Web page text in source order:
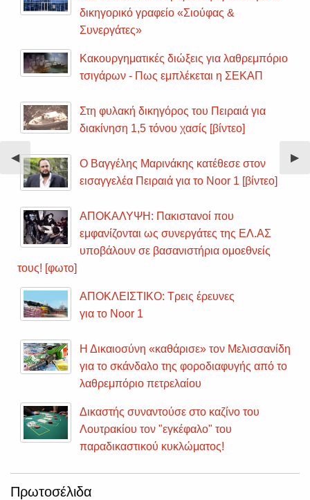
Previous
Slide
◀︎ ▶︎
δικηγορικό γραφείο «Σιούφας &
Συνεργάτες»
Κακουργηματικές διώξεις για λαθρεμπόριο
τσιγάρων - Πως εμπλέκεται η ΣΕΚΑΠ
Στη φυλακή δικηγόρος του Πειραιά για
διακίνηση 1,5 τόνου χασίς [βίντεο]
Ο Βαγγέλης Μαρινάκης κατέθεσε στον
εισαγγελέα Πειραιά για το Noor 1 [βίντεο]
ΑΠΟΚΑΛΥΨΗ: Πακιστανοί που
εμφανίζονται ως συνεργάτες της ΕΛ.ΑΣ
υποβάλουν σε βασανιστήρια ομοεθνείς
τους! [φωτο]
ΑΠΟΚΛΕΙΣΤΙΚΟ: Τρεις έρευνες
για το Noor 1
Η Δικαιοσύνη «καθάρισε» τον Μελισσανίδη
για το σκάνδαλο της φοροδιαφυγής από το
λαθρεμπόριο πετρελαίου
Δικαστής συναντούσε στο καζίνο του
Λουτρακίου τον "εγκέφαλο" του
παραδικαστικού κυκλώματος!
Πρωτοσέλιδα